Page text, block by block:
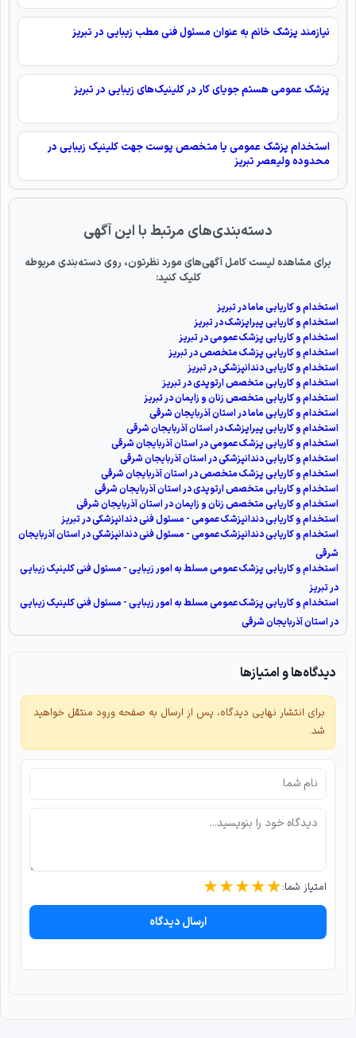
نیازمند پزشک خانم به عنوان مسئول فنی مطب زیبایی در تبریز
پزشک عمومی هستم جویای کار در کلینیک‌های زیبایی در تبریز
استخدام پزشک عمومی یا متخصص پوست جهت کلینیک زیبایی در
محدوده ولیعصر تبریز
دسته‌بندی‌های مرتبط با این آگهی
برای مشاهده لیست کامل آگهی‌های مورد نظرتون، روی دسته‌بندی مربوطه
کلیک کنید:
استخدام و کاریابی ماما در تبریز
استخدام و کاریابی پیراپزشک در تبریز
استخدام و کاریابی پزشک عمومی در تبریز
استخدام و کاریابی پزشک متخصص در تبریز
استخدام و کاریابی دندانپزشکی در تبریز
استخدام و کاریابی متخصص ارتوپدی در تبریز
استخدام و کاریابی متخصص زنان و زایمان در تبریز
استخدام و کاریابی ماما در استان آذربایجان شرقی
استخدام و کاریابی پیراپزشک در استان آذربایجان شرقی
استخدام و کاریابی پزشک عمومی در استان آذربایجان شرقی
استخدام و کاریابی دندانپزشکی در استان آذربایجان شرقی
استخدام و کاریابی پزشک متخصص در استان آذربایجان شرقی
استخدام و کاریابی متخصص ارتوپدی در استان آذربایجان شرقی
استخدام و کاریابی متخصص زنان و زایمان در استان آذربایجان شرقی
استخدام و کاریابی دندانپزشک عمومی - مسئول فنی دندانپزشکی در تبریز
استخدام و کاریابی دندانپزشک عمومی - مسئول فنی دندانپزشکی در استان آذربایجان
شرقی
استخدام و کاریابی پزشک عمومی مسلط به امور زیبایی - مسئول فنی کلینیک زیبایی
در تبریز
استخدام و کاریابی پزشک عمومی مسلط به امور زیبایی - مسئول فنی کلینیک زیبایی
در استان آذربایجان شرقی
دیدگاه‌ها و امتیازها
برای انتشار نهایی دیدگاه، پس از ارسال به صفحه ورود منتقل خواهید
شد.
امتیاز شما: ★★★★★
ارسال دیدگاه